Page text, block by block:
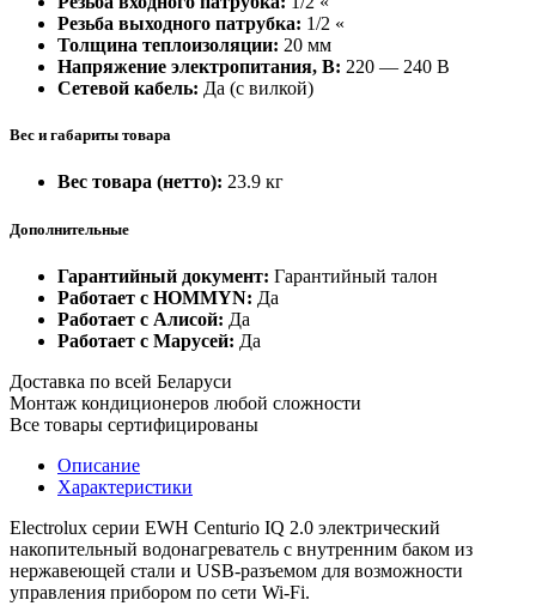
Резьба выходного патрубка: 1/2 «
Толщина теплоизоляции: 20 мм
Напряжение электропитания, В: 220 — 240 В
Сетевой кабель: Да (с вилкой)
Вес и габариты товара
Вес товара (нетто): 23.9 кг
Дополнительные
Гарантийный документ: Гарантийный талон
Работает с HOMMYN: Да
Работает с Алисой: Да
Работает с Марусей: Да
Доставка по всей Беларуси
Монтаж кондиционеров любой сложности
Все товары сертифицированы
Описание
Характеристики
Electrolux серии EWH Centurio IQ 2.0 электрический
накопительный водонагреватель с внутренним баком из
нержавеющей стали и USB-разъемом для возможности
управления прибором по сети Wi-Fi.